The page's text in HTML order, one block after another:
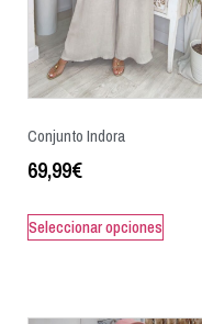
Conjunto Indora
69,99€
Seleccionar opciones